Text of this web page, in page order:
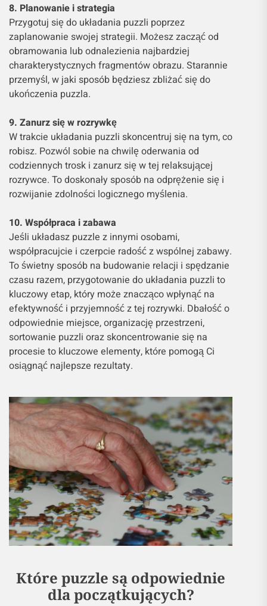
8. Planowanie i strategia
Przygotuj się do układania puzzli poprzez
zaplanowanie swojej strategii. Możesz zacząć od
obramowania lub odnalezienia najbardziej
charakterystycznych fragmentów obrazu. Starannie
przemyśl, w jaki sposób będziesz zbliżać się do
ukończenia puzzla.
9. Zanurz się w rozrywkę
W trakcie układania puzzli skoncentruj się na tym, co
robisz. Pozwól sobie na chwilę oderwania od
codziennych trosk i zanurz się w tej relaksującej
rozrywce. To doskonały sposób na odprężenie się i
rozwijanie zdolności logicznego myślenia.
10. Współpraca i zabawa
Jeśli układasz puzzle z innymi osobami,
współpracujcie i czerpcie radość z wspólnej zabawy.
To świetny sposób na budowanie relacji i spędzanie
czasu razem, przygotowanie do układania puzzli to
kluczowy etap, który może znacząco wpłynąć na
efektywność i przyjemność z tej rozrywki. Dbałość o
odpowiednie miejsce, organizację przestrzeni,
sortowanie puzzli oraz skoncentrowanie się na
procesie to kluczowe elementy, które pomogą Ci
osiągnąć najlepsze rezultaty.
Które puzzle są odpowiednie
dla początkujących?